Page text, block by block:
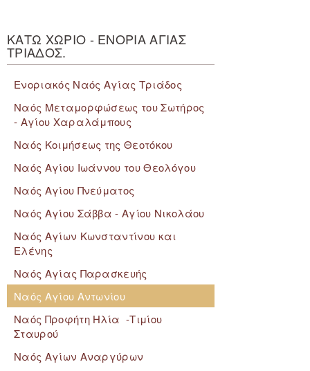
ΚΑΤΩ ΧΩΡΙΟ - ΕΝΟΡΙΑ ΑΓΙΑΣ
ΤΡΙΑΔΟΣ.
Ενοριακός Ναός Αγίας Τριάδος
Ναός Μεταμορφώσεως του Σωτήρος
- Αγίου Χαραλάμπους
Ναός Κοιμήσεως της Θεοτόκου
Ναός Αγίου Ιωάννου του Θεολόγου
Ναός Αγίου Πνεύματος
Ναός Αγίου Σάββα - Αγίου Νικολάου
Ναός Αγίων Κωνσταντίνου και
Ελένης
Ναός Αγίας Παρασκευής
Ναός Αγίου Αντωνίου
Ναός Προφήτη Ηλία -Τιμίου
Σταυρού
Ναός Αγίων Αναργύρων